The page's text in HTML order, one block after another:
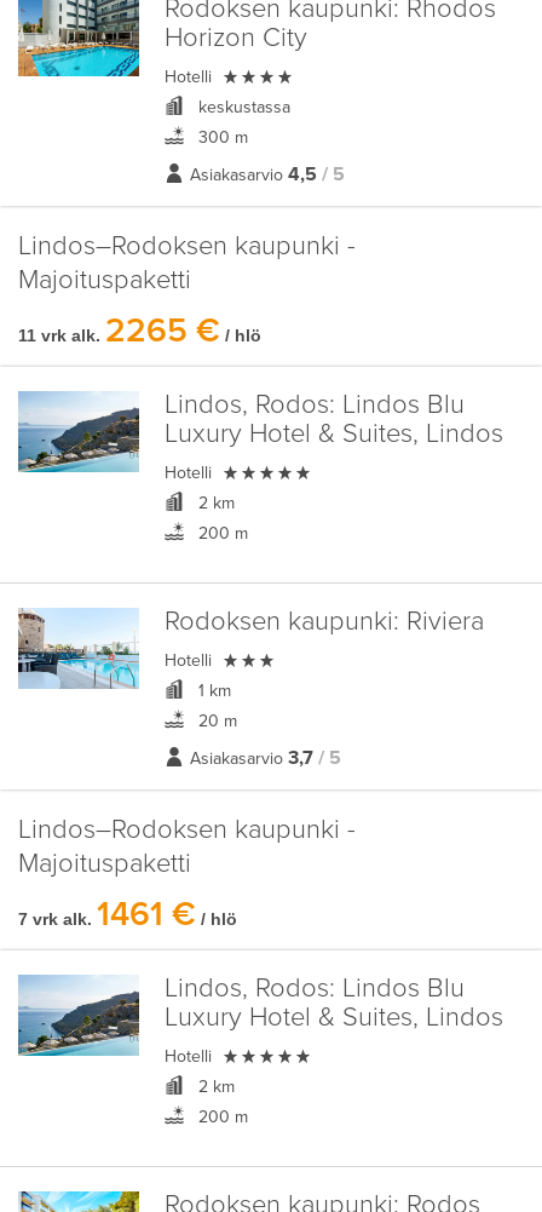
Rodoksen kaupunki: Rhodos
Horizon City
Hotelli 
keskustassa
300 m
Asiakasarvio 4,5 / 5
Lindos–Rodoksen kaupunki -
Majoituspaketti
11 vrk alk. 2265 € / hlö
Lindos, Rodos: Lindos Blu
Luxury Hotel & Suites, Lindos
Hotelli 
2 km
200 m
Rodoksen kaupunki: Riviera
Hotelli 
1 km
20 m
Asiakasarvio 3,7 / 5
Lindos–Rodoksen kaupunki -
Majoituspaketti
7 vrk alk. 1461 € / hlö
Lindos, Rodos: Lindos Blu
Luxury Hotel & Suites, Lindos
Hotelli 
2 km
200 m
Rodoksen kaupunki: Rodos